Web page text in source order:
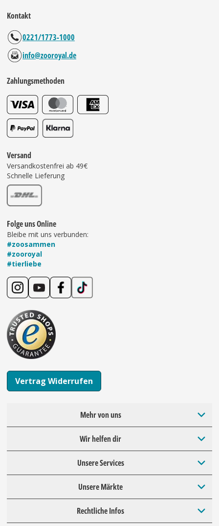
Kontakt
0221/1773-1000
info@zooroyal.de
Zahlungsmethoden
Versand
Versandkostenfrei ab 49€
Schnelle Lieferung
Folge uns Online
Bleibe mit uns verbunden:
#zoosammen
#zooroyal
#tierliebe
Vertrag Widerrufen
Mehr von uns
Wir helfen dir
Unsere Services
Unsere Märkte
Rechtliche Infos